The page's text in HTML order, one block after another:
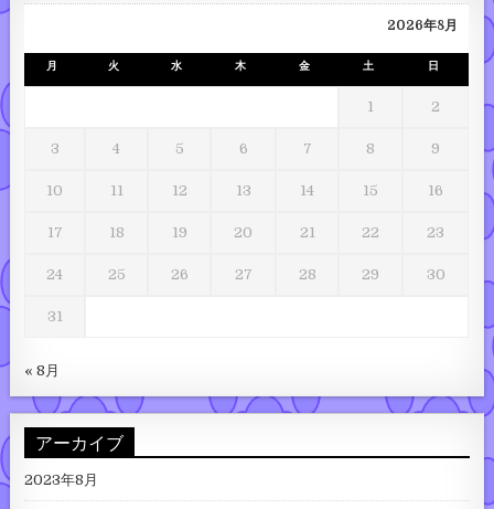
2026年8月
月 火 水 木 金 土 日
1 2
3 4 5 6 7 8 9
10 11 12 13 14 15 16
17 18 19 20 21 22 23
24 25 26 27 28 29 30
31
« 8月
アーカイブ
2023年8月